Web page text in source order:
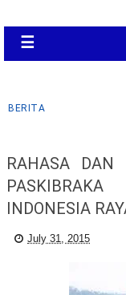
☰
BERITA
RAHASA DAN
INDONESIA
July 31, 2015